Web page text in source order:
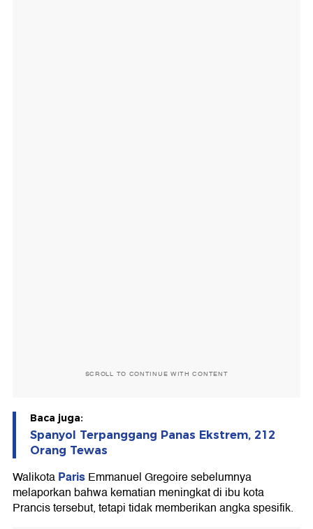
SCROLL TO CONTINUE WITH CONTENT
Baca juga:
Spanyol Terpanggang Panas Ekstrem, 212
Orang Tewas
WalikotaParisEmmanuel Gregoire sebelumnya
melaporkan bahwa kematian meningkat di ibu kota
Prancis tersebut, tetapi tidak memberikan angka spesifik.